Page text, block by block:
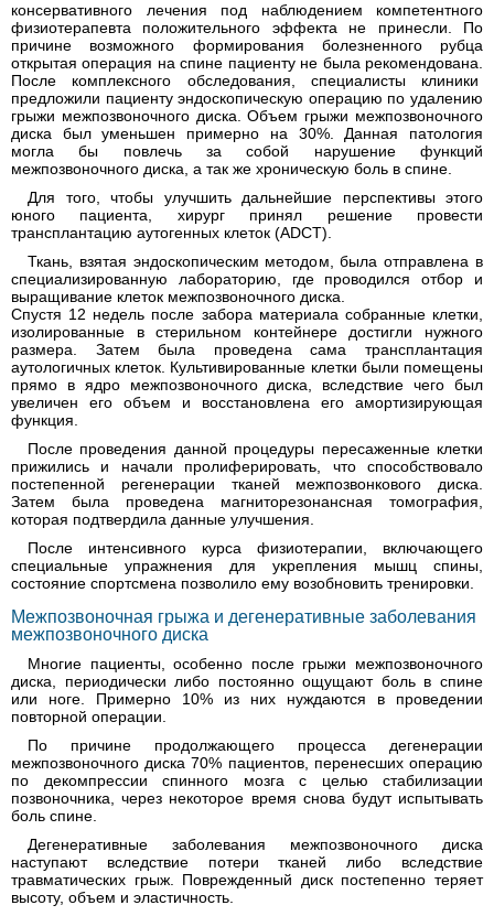
консервативного лечения под наблюдением компетентного
физиотерапевта положительного эффекта не принесли. По
причине возможного формирования болезненного рубца
открытая операция на спине пациенту не была рекомендована.
После комплексного обследования, специалисты клиники
предложили пациенту эндоскопическую операцию по удалению
грыжи межпозвоночного диска. Объем грыжи межпозвоночного
диска был уменьшен примерно на 30%. Данная патология
могла бы повлечь за собой нарушение функций
межпозвоночного диска, а так же хроническую боль в спине.
Для того, чтобы улучшить дальнейшие перспективы этого
юного пациента, хирург принял решение провести
трансплантацию аутогенных клеток (ADCT).
Ткань, взятая эндоскопическим методом, была отправлена в
специализированную лабораторию, где проводился отбор и
выращивание клеток межпозвоночного диска.
Спустя 12 недель после забора материала собранные клетки,
изолированные в стерильном контейнере достигли нужного
размера. Затем была проведена сама трансплантация
аутологичных клеток. Культивированные клетки были помещены
прямо в ядро межпозвоночного диска, вследствие чего был
увеличен его объем и восстановлена его амортизирующая
функция.
После проведения данной процедуры пересаженные клетки
прижились и начали пролиферировать, что способствовало
постепенной регенерации тканей межпозвонкового диска.
Затем была проведена магниторезонансная томография,
которая подтвердила данные улучшения.
После интенсивного курса физиотерапии, включающего
специальные упражнения для укрепления мышц спины,
состояние спортсмена позволило ему возобновить тренировки.
Межпозвоночная грыжа и дегенеративные заболевания
межпозвоночного диска
Многие пациенты, особенно после грыжи межпозвоночного
диска, периодически либо постоянно ощущают боль в спине
или ноге. Примерно 10% из них нуждаются в проведении
повторной операции.
По причине продолжающего процесса дегенерации
межпозвоночного диска 70% пациентов, перенесших операцию
по декомпрессии спинного мозга с целью стабилизации
позвоночника, через некоторое время снова будут испытывать
боль спине.
Дегенеративные заболевания межпозвоночного диска
наступают вследствие потери тканей либо вследствие
травматических грыж. Поврежденный диск постепенно теряет
высоту, объем и эластичность.